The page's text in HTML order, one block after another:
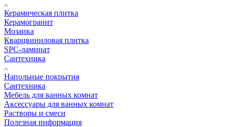
Керамическая плитка
Керамогранит
Мозаика
Кварцвиниловая плитка
SPC-ламинат
Сантехника
Напольные покрытия
Сантехника
Мебель для ванных комнат
Аксессуары для ванных комнат
Растворы и смеси
Полезная информация